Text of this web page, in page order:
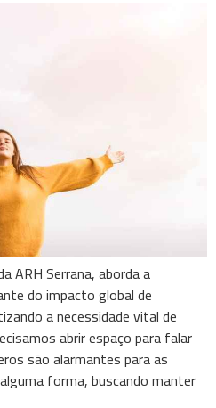
ARH Serrana, aborda a
do impacto global de
a necessidade vital de
abrir espaço para falar
são alarmantes para as
forma, buscando manter